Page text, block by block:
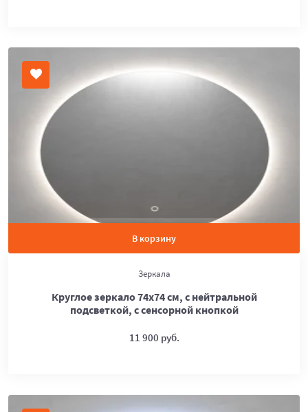
В корзину
Зеркала
Круглое зеркало 74х74 см, с нейтральной
подсветкой, с сенсорной кнопкой
11 900 руб.